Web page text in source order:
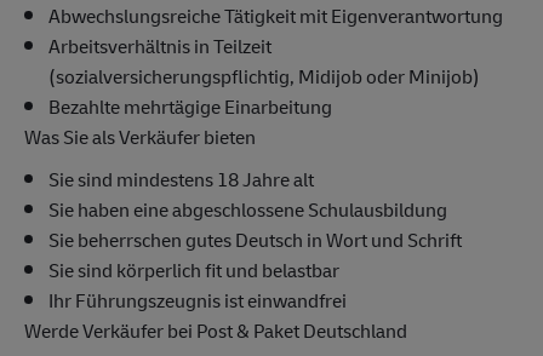
Abwechslungsreiche Tätigkeit mit Eigenverantwortung
Arbeitsverhältnis in Teilzeit
(sozialversicherungspflichtig, Midijob oder Minijob)
Bezahlte mehrtägige Einarbeitung
Was Sie als Verkäufer bieten
Sie sind mindestens 18 Jahre alt
Sie haben eine abgeschlossene Schulausbildung
Sie beherrschen gutes Deutsch in Wort und Schrift
Sie sind körperlich fit und belastbar
Ihr Führungszeugnis ist einwandfrei
Werde Verkäufer bei Post & Paket Deutschland